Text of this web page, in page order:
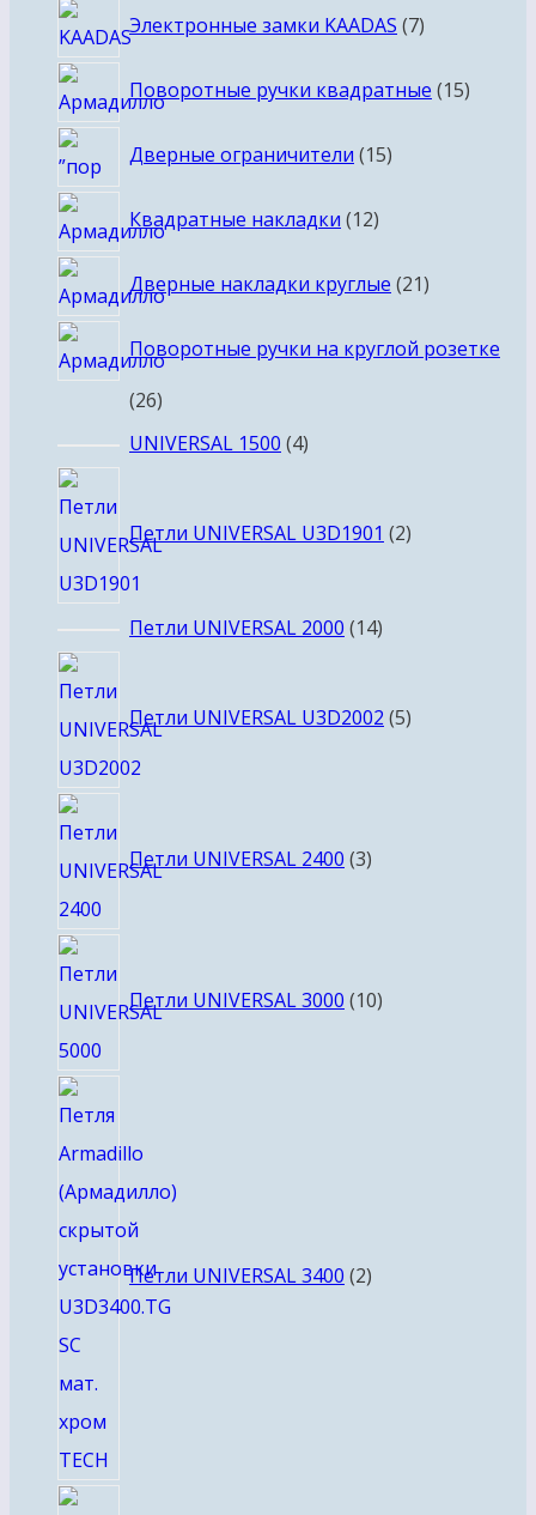
Электронные замки KAADAS 77
Поворотные ручки квадратные 1515
Дверные ограничители 1515
Квадратные накладки 1212
Дверные накладки круглые 2121
Поворотные ручки на круглой розетке
2626
товаров
UNIVERSAL 1500 44
Петли UNIVERSAL U3D1901 2товара
Петли UNIVERSAL 2000 1414
Петли UNIVERSAL U3D2002 5товаров
Петли UNIVERSAL 2400 3товара
Петли UNIVERSAL 3000 10товаров
Петли UNIVERSAL 3400 2